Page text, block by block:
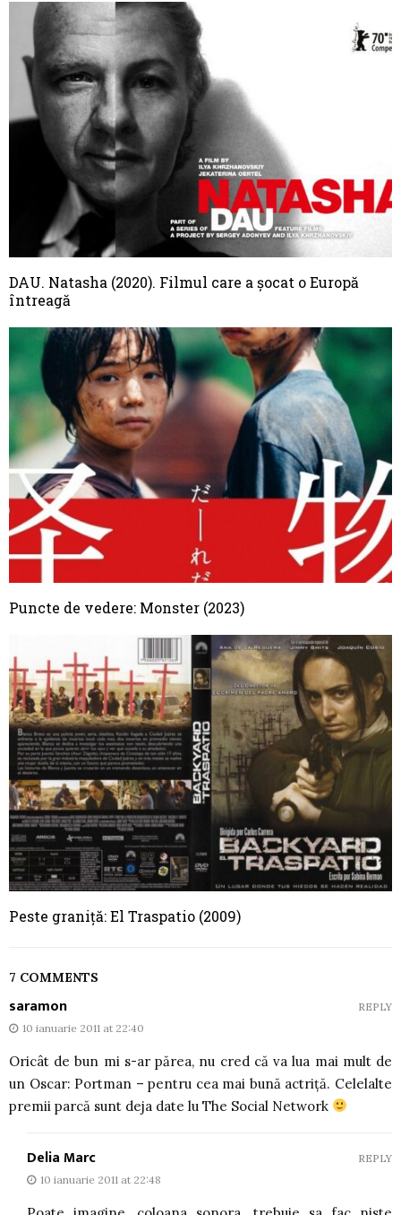
DAU. Natasha (2020). Filmul care a șocat o Europă
întreagă
Puncte de vedere: Monster (2023)
Peste graniță: El Traspatio (2009)
7 COMMENTS
saramon
10 ianuarie 2011 at 22:40
Oricât de bun mi s-ar părea, nu cred că va lua mai mult de
un Oscar: Portman – pentru cea mai bună actriță. Celelalte
premii parcă sunt deja date lu The Social Network
REPLY
Delia Marc
10 ianuarie 2011 at 22:48
REPLY